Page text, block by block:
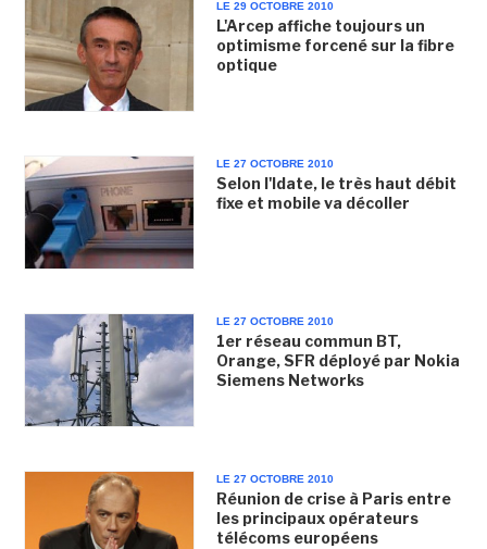
LE 29 OCTOBRE 2010
L'Arcep affiche toujours un
optimisme forcené sur la fibre
optique
LE 27 OCTOBRE 2010
Selon l'Idate, le très haut débit
fixe et mobile va décoller
LE 27 OCTOBRE 2010
1er réseau commun BT,
Orange, SFR déployé par Nokia
Siemens Networks
LE 27 OCTOBRE 2010
Réunion de crise à Paris entre
les principaux opérateurs
télécoms européens